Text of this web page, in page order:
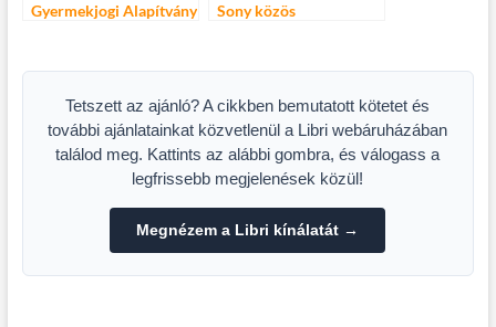
Gyermekjogi Alapítvány
Sony közös
Tetszett az ajánló? A cikkben bemutatott kötetet és
további ajánlatainkat közvetlenül a Libri webáruházában
találod meg. Kattints az alábbi gombra, és válogass a
legfrissebb megjelenések közül!
Megnézem a Libri kínálatát →